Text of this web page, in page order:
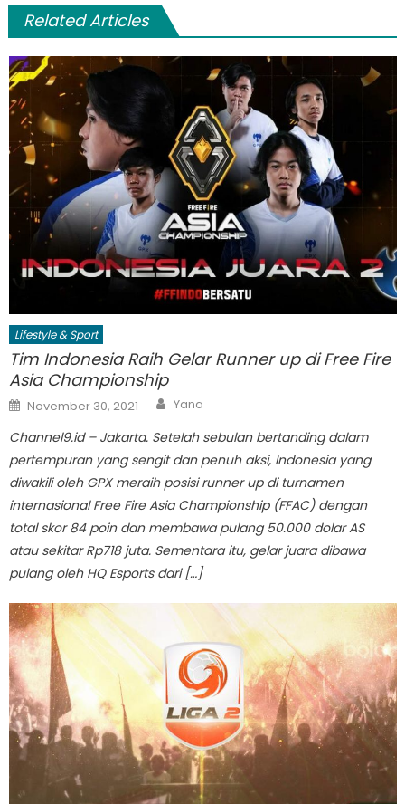
Related Articles
Lifestyle & Sport
Tim Indonesia Raih Gelar Runner up di Free Fire
Asia Championship
Posted
on
November 30, 2021 Author
Yana
Channel9.id – Jakarta. Setelah sebulan bertanding dalam
pertempuran yang sengit dan penuh aksi, Indonesia yang
diwakili oleh GPX meraih posisi runner up di turnamen
internasional Free Fire Asia Championship (FFAC) dengan
total skor 84 poin dan membawa pulang 50.000 dolar AS
atau sekitar Rp718 juta. Sementara itu, gelar juara dibawa
pulang oleh HQ Esports dari […]